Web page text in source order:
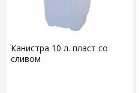
Канистра 10 л. пласт со
сливом